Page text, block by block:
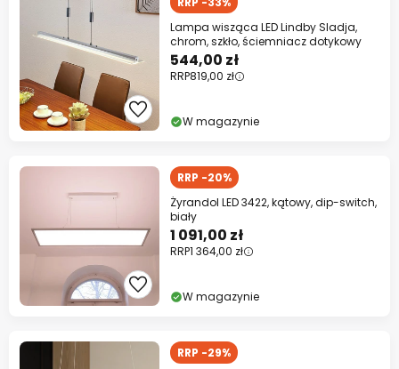
Lampa wisząca LED Lindby Sladja,
chrom, szkło, ściemniacz dotykowy
544,00 zł
RRP819,00 zł
W magazynie
RRP -20%
Żyrandol LED 3422, kątowy, dip-switch,
biały
1 091,00 zł
RRP1 364,00 zł
W magazynie
RRP -29%